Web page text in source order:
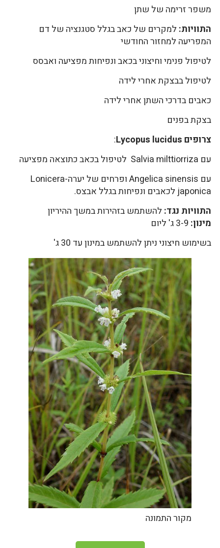
משפר זרימה של שתן
התוויות: למקרים של כאב בגלל סטגנציה של דם
המפריעה למחזור החודשי
לטיפול פנימי וחיצוני בכאב ונפיחות מפציעה ואבסס
לטיפול בבצקת אחרי לידה
כאבים בדרכי השתן אחרי לידה
בצקת בפנים
צרופים Lycopus lucidus
:
עם Salvia milttiorriza לטיפול בכאב כתוצאה מפציעה
עם Angelica sinensis ופרחים של יערה-Lonicera
japonica לכאבים ונפיחות בגלל אבצס.
התוויות נגד: להשתמש בזהירות במשך ההיריון
מינון:
בשימוש חיצוני ניתן להשתמש במינון עד 30 ג'
מקור התמונה